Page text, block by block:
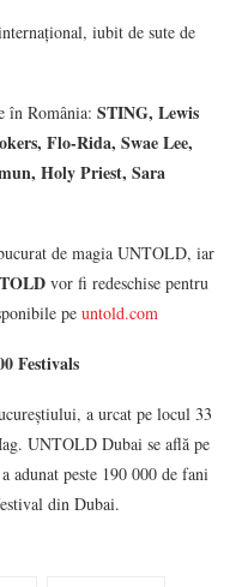
iubit de sute de
în România: STING, Lewis
Flo-Rida, Swae Lee,
Holy Priest, Sara
de magia UNTOLD, iar
vor fi redeschise pentru
pe untold.com
Festivals
a urcat pe locul 33
UNTOLD Dubai se află pe
adunat peste 190 000 de fani
din Dubai.